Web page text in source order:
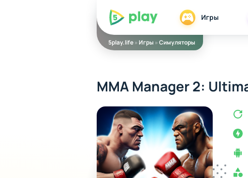
5play Игры
5play.life»Игры »Симуляторы
MMA Manager 2: